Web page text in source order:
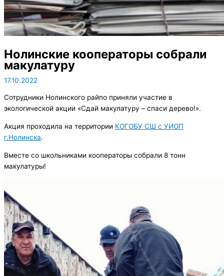
Нолинские кооператоры собрали
макулатуру
17.10.2022
Сотрудники Нолинского райпо приняли участие в
экологической акции «Сдай макулатуру – спаси дерево!».
Акция проходила на территории КОГОБУ СШ с УИОП
г.Нолинска.
Вместе со школьниками кооператоры собрали 8 тонн
макулатуры!